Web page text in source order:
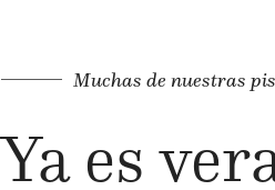
Muchas de nuestras
Ya es